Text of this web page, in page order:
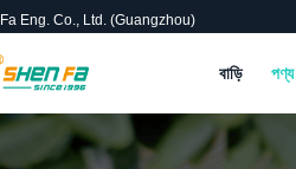
Eng. Co., Ltd. (Guangzhou)
বাড়ি পণ্য